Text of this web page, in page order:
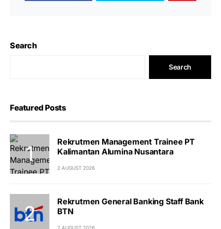
Search
Search
Featured Posts
Rekrutmen Management Trainee PT
Kalimantan Alumina Nusantara
2 AUGUST 2026
Rekrutmen General Banking Staff Bank
BTN
2 AUGUST 2026